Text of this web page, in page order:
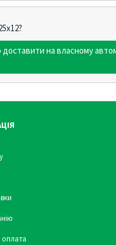
на власному
оплата